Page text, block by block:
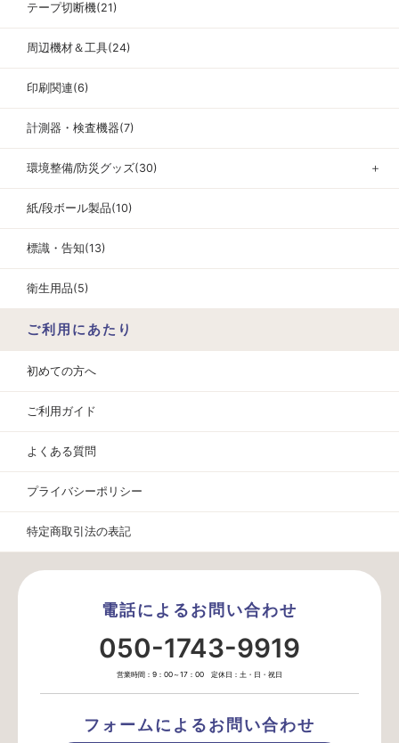
テープ切断機(21)
周辺機材＆工具(24)
印刷関連(6)
計測器・検査機器(7)
環境整備/防災グッズ(30) ＋
紙/段ボール製品(10)
標識・告知(13)
衛生用品(5)
ご利用にあたり
初めての方へ
ご利用ガイド
よくある質問
プライバシーポリシー
特定商取引法の表記
電話によるお問い合わせ
050-1743-9919
営業時間：9：00～17：00 定休日：土・日・祝日
フォームによるお問い合わせ